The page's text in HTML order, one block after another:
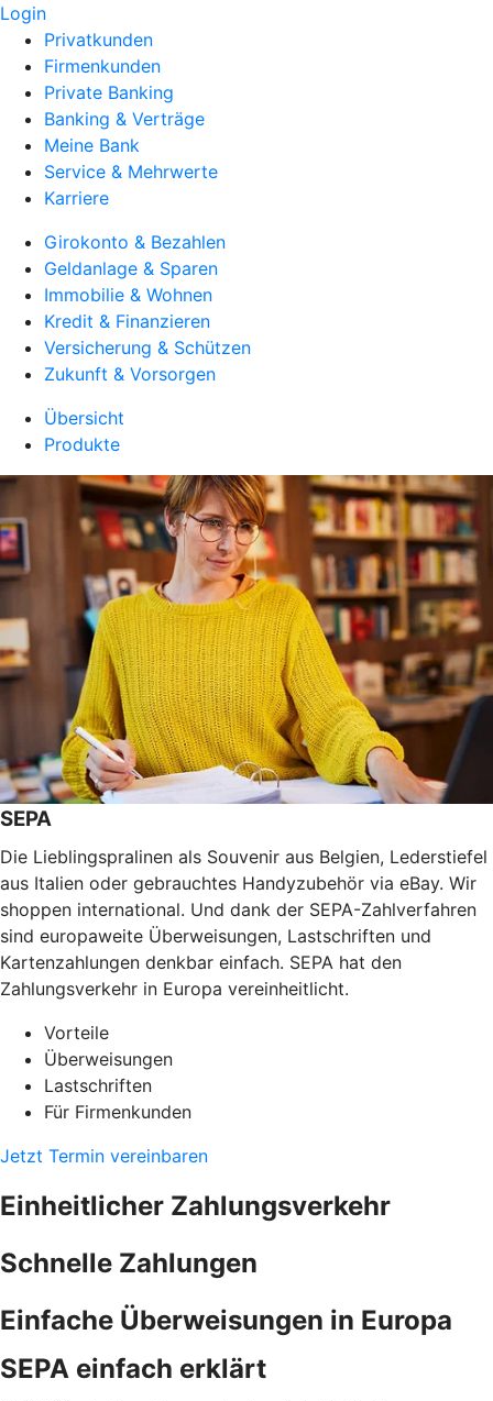
Login
Privatkunden
Firmenkunden
Private Banking
Banking & Verträge
Meine Bank
Service & Mehrwerte
Karriere
Girokonto & Bezahlen
Geldanlage & Sparen
Immobilie & Wohnen
Kredit & Finanzieren
Versicherung & Schützen
Zukunft & Vorsorgen
Übersicht
Produkte
SEPA
Die Lieblingspralinen als Souvenir aus Belgien, Lederstiefel
aus Italien oder gebrauchtes Handyzubehör via eBay. Wir
shoppen international. Und dank der SEPA-Zahlverfahren
sind europaweite Überweisungen, Lastschriften und
Kartenzahlungen denkbar einfach. SEPA hat den
Zahlungsverkehr in Europa vereinheitlicht.
Vorteile
Überweisungen
Lastschriften
Für Firmenkunden
Jetzt Termin vereinbaren
Einheitlicher Zahlungsverkehr
Schnelle Zahlungen
Einfache Überweisungen in Europa
SEPA einfach erklärt